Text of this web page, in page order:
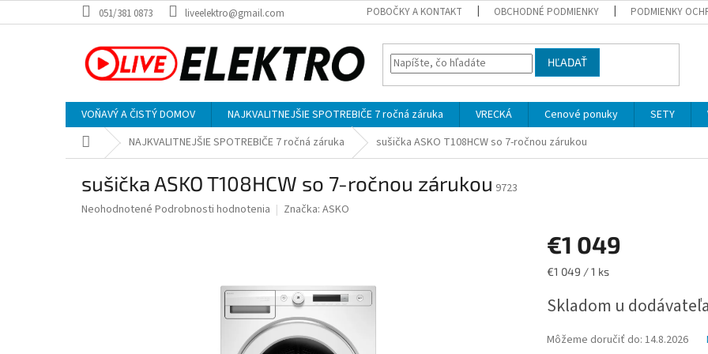
na
051/381 0873 liveelektro@gmail.com POBOČKY A KONTAKT OBCHODNÉ PODMIENKY PODMIENKY
HĽADAŤ
VOŇAVÝ A ČISTÝ DOMOV NAJKVALITNEJŠIE SPOTREBIČE 7 ročná záruka VRECKÁ Cenové ponuky SETY
DomovNAJKVALITNEJŠIE SPOTREBIČE 7 ročná záruka sušička ASKO T108HCW so 7-ročnou zárukou
sušička ASKO T108HCW so 7-ročnou zárukou 9723
Priemerné
Neohodnotené Podrobnosti hodnotenia Značka: ASKO
€1 049
Jednotková
€1 049 / 1 ks
Skladom u dodávateľa
Môžeme doručiť do: 14.8.2026